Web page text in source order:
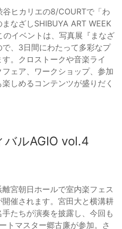
ヒカリエの8/COURTで「わ
なざしSHIBUYA ART WEEK
イベントは、写真展『まなざ
、3日間にわたって多彩なプ
。クロストークや音楽ライ
ェア、ワークショップ、参加
しめるコンテンツが盛りだく
バルAGIO vol.4
宮朝日ホールで室内楽フェス
催されます。宮田大と横溝耕
たちが演奏を披露し、今回も
トマスター郷古廉が参加。さ